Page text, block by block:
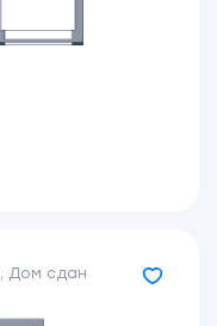
, Дом сдан